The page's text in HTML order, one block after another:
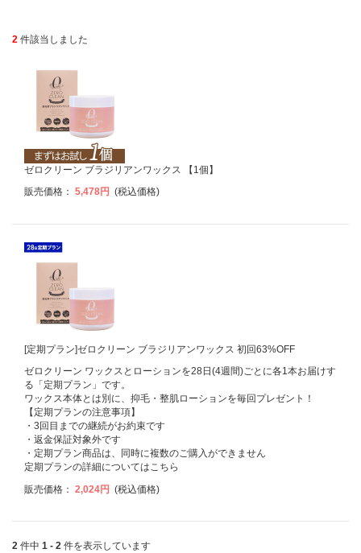
2 件該当しました
ゼロクリーン ブラジリアンワックス 【1個】
販売価格： 5,478円 (税込価格)
[定期プラン]ゼロクリーン ブラジリアンワックス 初回63%OFF
ゼロクリーン ワックスとローションを28日(4週間)ごとに各1本お届けす
る「定期プラン」です。
ワックス本体とは別に、抑毛・整肌ローションを毎回プレゼント！
【定期プランの注意事項】
・3回目までの継続がお約束です
・返金保証対象外です
・定期プラン商品は、同時に複数のご購入ができません
定期プランの詳細についてはこちら
販売価格： 2,024円 (税込価格)
2 件中 1 - 2 件を表示しています